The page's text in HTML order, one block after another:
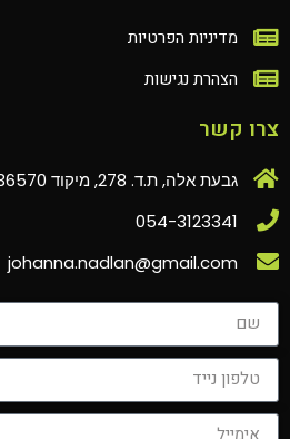
מדיניות הפרטיות
הצהרת נגישות
צרו קשר
גבעת אלה, ת.ד. 278, מיקוד 36570
054-3123341
johanna.nadlan@gmail.com‏